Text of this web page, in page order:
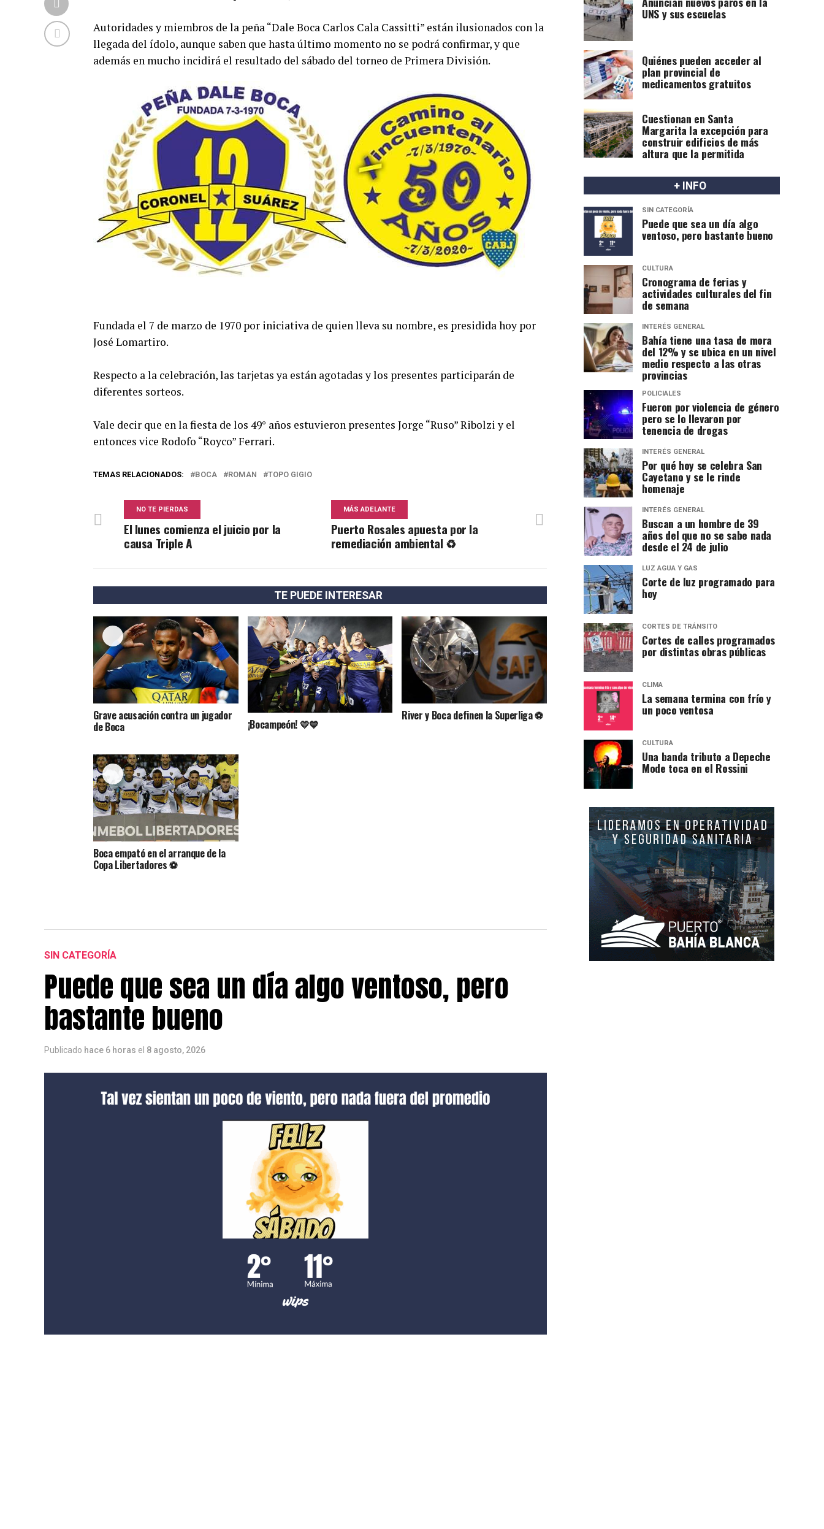
Autoridades y miembros de la peña “Dale Boca Carlos Cala Cassitti” están ilusionados con la
llegada del ídolo, aunque saben que hasta último momento no se podrá confirmar, y que
además en mucho incidirá el resultado del sábado del torneo de Primera División.
Fundada el 7 de marzo de 1970 por iniciativa de quien lleva su nombre, es presidida hoy por
José Lomartiro.
Respecto a la celebración, las tarjetas ya están agotadas y los presentes participarán de
diferentes sorteos.
Vale decir que en la fiesta de los 49° años estuvieron presentes Jorge “Ruso” Ribolzi y el
entonces vice Rodofo “Royco” Ferrari.
TEMAS RELACIONADOS: BOCA ROMAN TOPO GIGIO
MÁS ADELANTE
Puerto Rosales apuesta por la
remediación ambiental ♻️
NO TE PIERDAS
El lunes comienza el juicio por la
causa Triple A
TE PUEDE INTERESAR
Grave acusación contra un jugador
de Boca ¡Bocampeón! 💛💙
River y Boca definen la Superliga ⚽️
Boca empató en el arranque de la
Copa Libertadores ⚽
SIN CATEGORÍA
Puede que sea un día algo ventoso, pero
bastante bueno
Publicado hace 6 horas el 8 agosto, 2026
UNS y sus escuelas
Quiénes pueden acceder al
plan provincial de
medicamentos gratuitos
Cuestionan en Santa
Margarita la excepción para
construir edificios de más
altura que la permitida
+ INFO
SIN CATEGORÍA
Puede que sea un día algo
ventoso, pero bastante bueno
CULTURA
Cronograma de ferias y
actividades culturales del fin
de semana
INTERÉS GENERAL
Bahía tiene una tasa de mora
del 12% y se ubica en un nivel
medio respecto a las otras
provincias
POLICIALES
Fueron por violencia de género
pero se lo llevaron por
tenencia de drogas
INTERÉS GENERAL
Por qué hoy se celebra San
Cayetano y se le rinde
homenaje
INTERÉS GENERAL
Buscan a un hombre de 39
años del que no se sabe nada
desde el 24 de julio
LUZ AGUA Y GAS
Corte de luz programado para
hoy
CORTES DE TRÁNSITO
Cortes de calles programados
por distintas obras públicas
CLIMA
La semana termina con frío y
un poco ventosa
CULTURA
Una banda tributo a Depeche
Mode toca en el Rossini